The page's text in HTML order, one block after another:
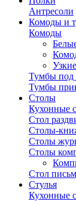
Антресоли
Комоды и
Комоды
Тумбы
Тумбы
Столы
Кухонные
Стол
Столы-
Столы
Столы
Стол
Стулья
Кухонные